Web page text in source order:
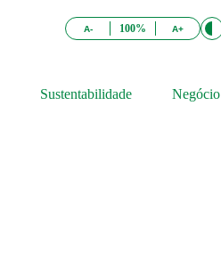
A- 100% A+
Sustentabilidade Negócio